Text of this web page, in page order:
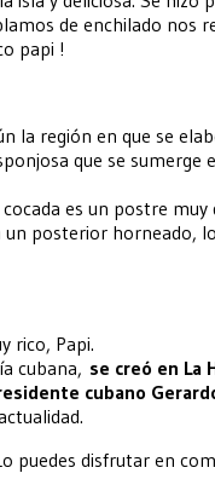
de enchilado nos
papi !
la región en que se
que se
es un postre muy
posterior horneado,
rico, Papi.
cubana, se creó en La
cubano
puedes disfrutar en